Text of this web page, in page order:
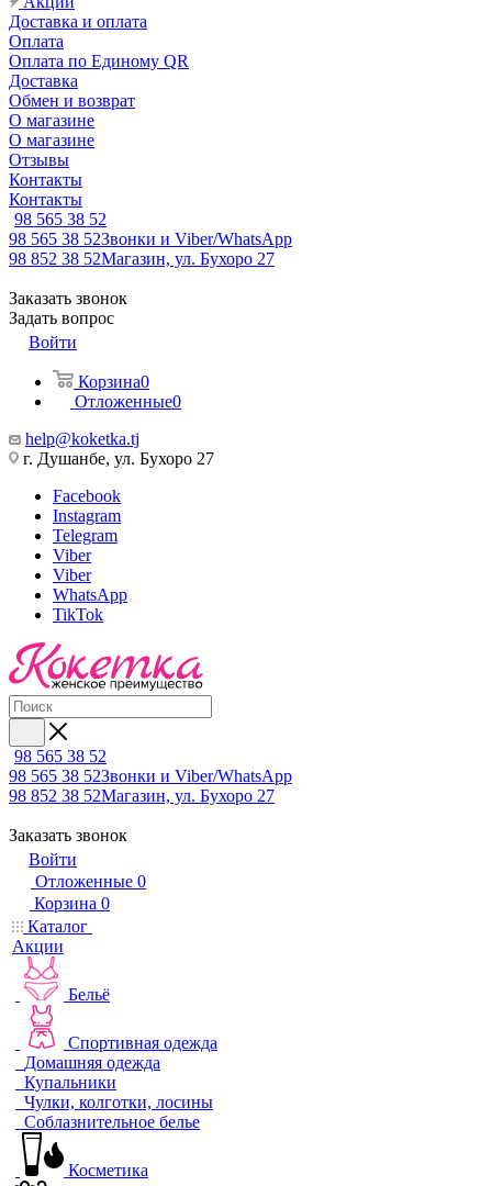
Доставка и оплата
Оплата
Оплата по Единому QR
Доставка
Обмен и возврат
О магазине
О магазине
Отзывы
Контакты
Контакты
98 565 38 52
98 565 38 52Звонки и Viber/WhatsApp
98 852 38 52Магазин, ул. Бухоро 27
Заказать звонок
Задать вопрос
Войти
Корзина0
Отложенные0
help@koketka.tj
г. Душанбе, ул. Бухоро 27
Facebook
Instagram
Telegram
Viber
Viber
WhatsApp
TikTok
98 565 38 52
98 565 38 52Звонки и Viber/WhatsApp
98 852 38 52Магазин, ул. Бухоро 27
Заказать звонок
Войти
Отложенные 0
Корзина 0
Каталог
Акции
Бельё
Спортивная одежда
Домашняя одежда
Купальники
Чулки, колготки, лосины
Соблазнительное белье
Косметика